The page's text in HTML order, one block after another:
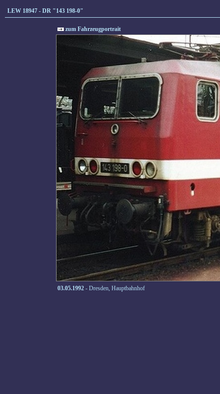
LEW 18947 - DR "143 198-0"
zum Fahrzeugportrait
03.05.1992 - Dresden, Hauptbahnhof